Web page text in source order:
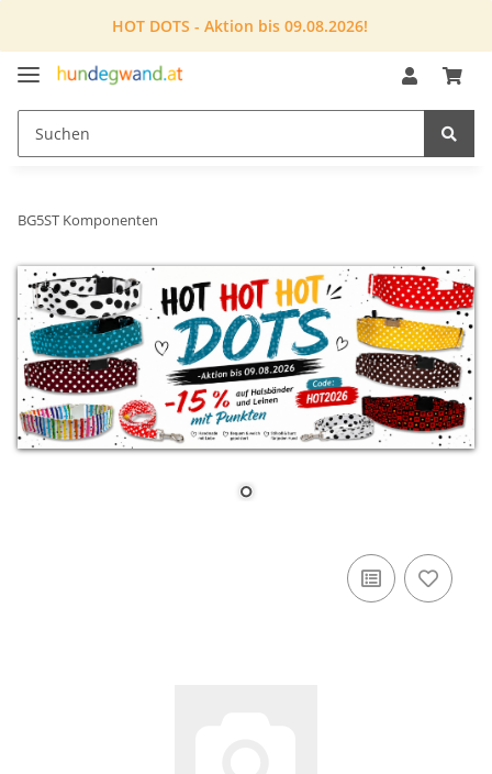
HOT DOTS - Aktion bis 09.08.2026!
BG5ST Komponenten